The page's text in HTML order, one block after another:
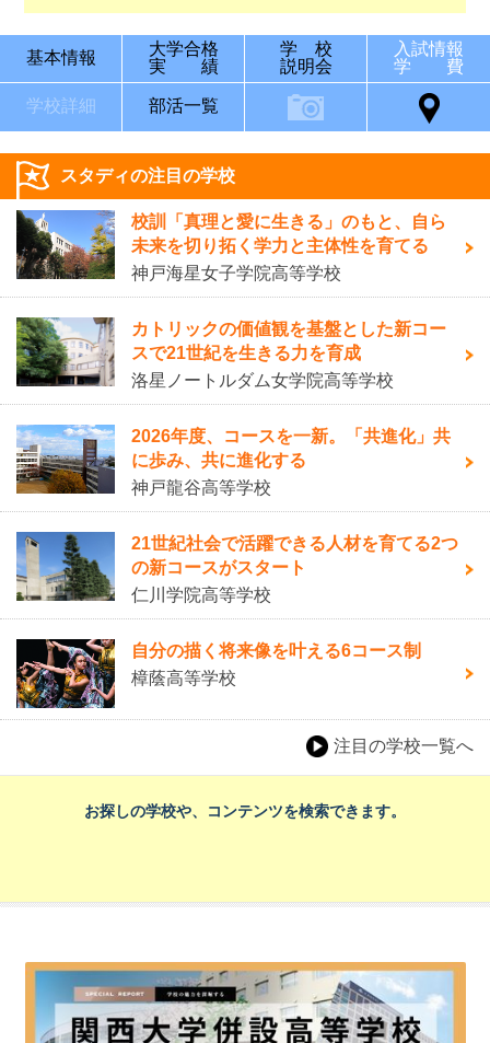
基本情報
大学合格
実 績
学 校
説明会
入試情報
学 費
学校詳細 部活一覧
スタディの注目の学校
校訓「真理と愛に生きる」のもと、自ら
未来を切り拓く学力と主体性を育てる
神戸海星女子学院高等学校
カトリックの価値観を基盤とした新コー
スで21世紀を生きる力を育成
洛星ノートルダム女学院高等学校
2026年度、コースを一新。「共進化」共
に歩み、共に進化する
神戸龍谷高等学校
21世紀社会で活躍できる人材を育てる2つ
の新コースがスタート
仁川学院高等学校
自分の描く将来像を叶える6コース制
樟蔭高等学校
注目の学校一覧へ
お探しの学校や、コンテンツを検索できます。